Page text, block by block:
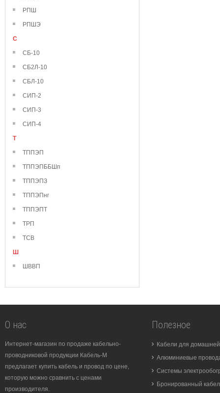
РПШ
РПШЭ
С
СБ-10
СБ2Л-10
СБЛ-10
СИП-2
СИП-3
СИП-4
Т
ТППЭП
ТППЭПББШп
ТППЭПЗ
ТППЭПнг
ТППЭПТ
ТРП
ТСВ
Ш
ШВВП
О нас
Интернет-магазин по продаже кабельно-
проводниковой продукции Кабель-М
предлагает купить кабель и провод по цене,
которую можно сравнить с ценами
производителя.
Полезное
Кабели для
Алюминиевые
Системы
Бронированный